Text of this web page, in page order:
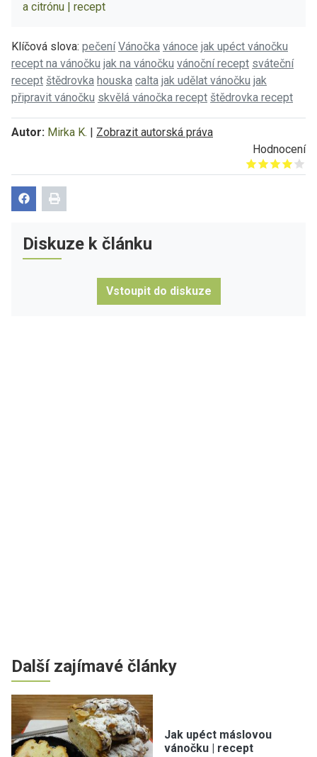
a citrónu | recept
Klíčová slova: pečení Vánočka vánoce jak upéct vánočku
recept na vánočku jak na vánočku vánoční recept sváteční
recept štědrovka houska calta jak udělat vánočku jak
připravit vánočku skvělá vánočka recept štědrovka recept
Autor: Mirka K. | Zobrazit autorská práva
Hodnocení
Give it 1/5
Give it 2/5
Give it 3/5
Give it 4/5
Give it 5/5
Diskuze k článku
Vstoupit do diskuze
Další zajímavé články
Jak upéct máslovou
vánočku | recept